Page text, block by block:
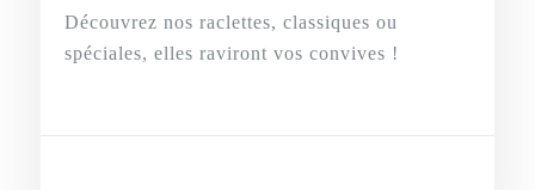
Découvrez nos raclettes, classiques ou
spéciales, elles raviront vos convives !